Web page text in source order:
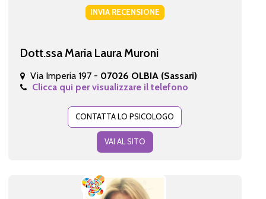
INVIA RECENSIONE
Dott.ssa Maria Laura Muroni
Via Imperia 197 - 07026 OLBIA (Sassari)
Clicca qui per visualizzare il telefono
CONTATTA LO PSICOLOGO
VAI AL SITO